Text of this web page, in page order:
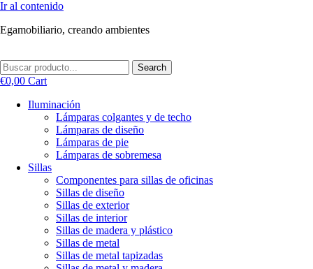
Ir al contenido
Egamobiliario, creando ambientes
Search
€0,00 Cart
Iluminación
Lámparas colgantes y de techo
Lámparas de diseño
Lámparas de pie
Lámparas de sobremesa
Sillas
Componentes para sillas de oficinas
Sillas de diseño
Sillas de exterior
Sillas de interior
Sillas de madera y plástico
Sillas de metal
Sillas de metal tapizadas